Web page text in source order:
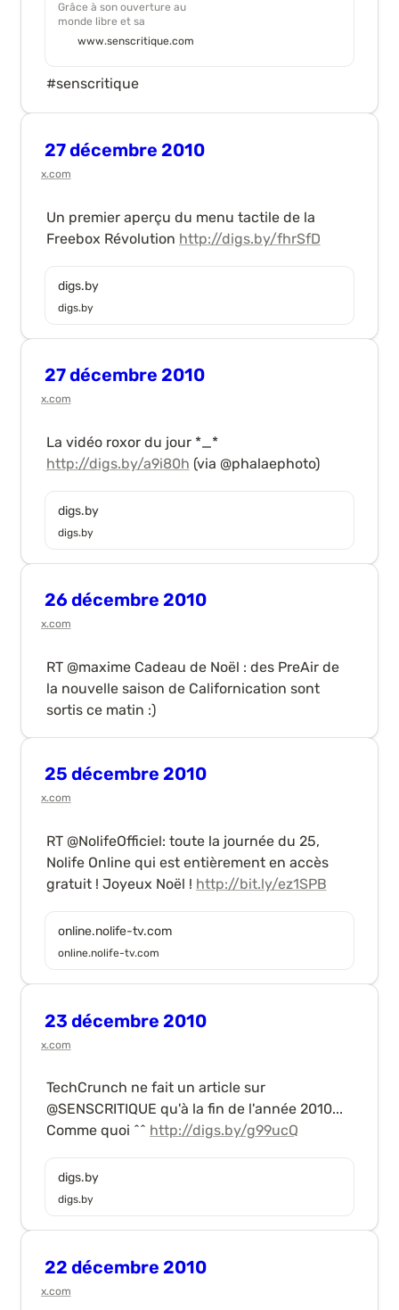
Grâce à son ouverture au
monde libre et sa
communauté
exceptionnelle, StepMania
est en quelque sorte
l’apothéose de tout ce qu’on
pouvait attendre de DDR...
www.senscritique.com
#senscritique
27 décembre 2010
x.com
Un premier aperçu du menu tactile de la
Freebox Révolution http://digs.by/fhrSfD
digs.by
digs.by
27 décembre 2010
x.com
La vidéo roxor du jour *_*
http://digs.by/a9i80h (via @phalaephoto)
digs.by
digs.by
26 décembre 2010
x.com
RT @maxime Cadeau de Noël : des PreAir de
la nouvelle saison de Californication sont
sortis ce matin :)
25 décembre 2010
x.com
RT @NolifeOfficiel: toute la journée du 25,
Nolife Online qui est entièrement en accès
gratuit ! Joyeux Noël ! http://bit.ly/ez1SPB
online.nolife-tv.com
online.nolife-tv.com
23 décembre 2010
x.com
TechCrunch ne fait un article sur
@SENSCRITIQUE qu'à la fin de l'année 2010...
Comme quoi ^^ http://digs.by/g99ucQ
digs.by
digs.by
22 décembre 2010
x.com